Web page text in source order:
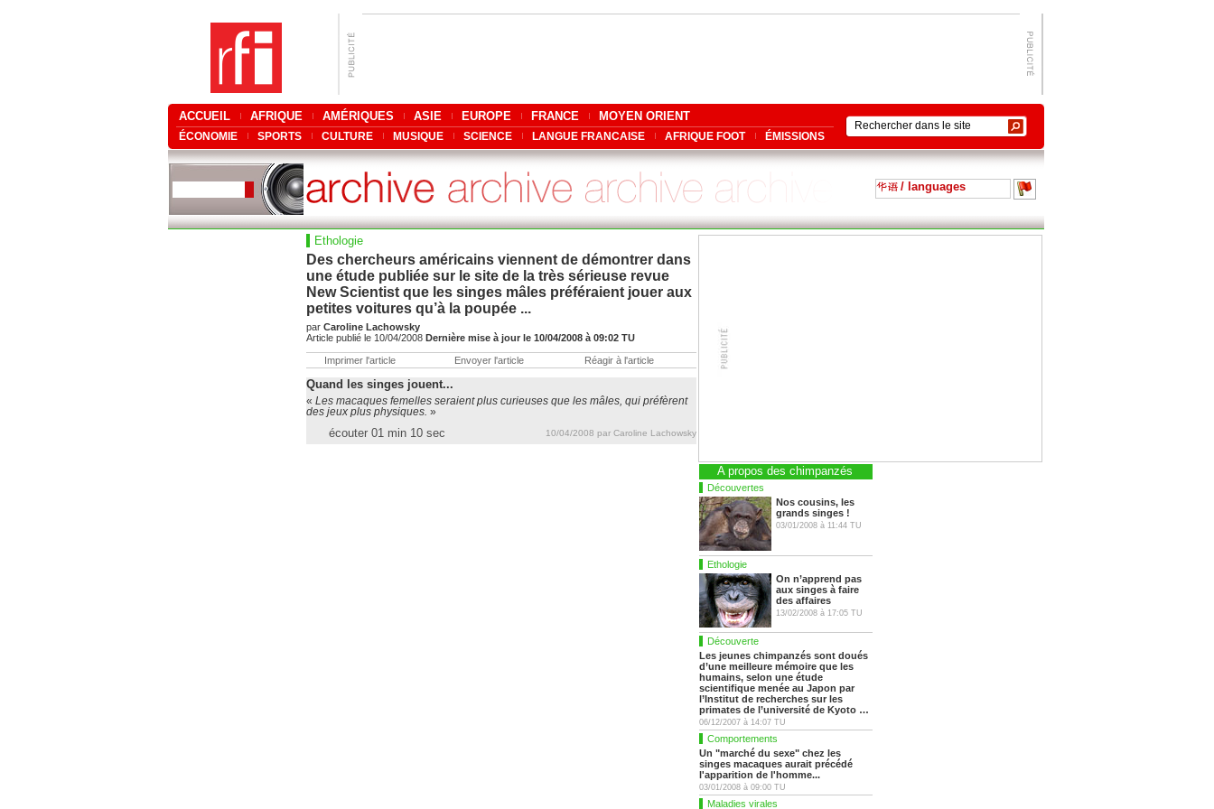
ACCUEIL AFRIQUE AMÉRIQUES ASIE EUROPE FRANCE MOYEN ORIENT
ÉCONOMIE SPORTS CULTURE MUSIQUE SCIENCE LANGUE FRANCAISE AFRIQUE FOOT ÉMISSIONS
/ languages
Ethologie
Des chercheurs américains viennent de démontrer dans
une étude publiée sur le site de la très sérieuse revue
New Scientist que les singes mâles préféraient jouer aux
petites voitures qu’à la poupée ...
par Caroline Lachowsky
Article publié le 10/04/2008 Dernière mise à jour le 10/04/2008 à 09:02 TU
Imprimer l'article Envoyer l'article Réagir à l'article
Quand les singes jouent...
« Les macaques femelles seraient plus curieuses que les mâles, qui préfèrent
des jeux plus physiques. »
écouter 01 min 10 sec 10/04/2008 par Caroline Lachowsky
A propos des chimpanzés
Découvertes
Nos cousins, les
grands singes !
03/01/2008 à 11:44 TU
Ethologie
On n’apprend pas
aux singes à faire
des affaires
13/02/2008 à 17:05 TU
Découverte
Les jeunes chimpanzés sont doués
d’une meilleure mémoire que les
humains, selon une étude
scientifique menée au Japon par
l’Institut de recherches sur les
primates de l’université de Kyoto …
06/12/2007 à 14:07 TU
Comportements
Un "marché du sexe" chez les
singes macaques aurait précédé
l'apparition de l'homme...
03/01/2008 à 09:00 TU
Maladies virales